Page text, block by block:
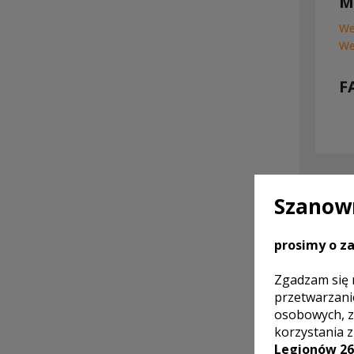
prosimy o
Zgadzam
osobowych,
korzystania
Legionów